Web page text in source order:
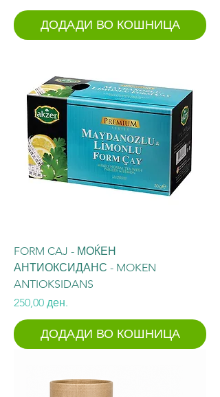
ДОДАДИ ВО КОШНИЦА
FORM CAJ - МОЌЕН
АНТИОКСИДАНС - MOKEN
ANTIOKSIDANS
Price
250,00 ден.
ДОДАДИ ВО КОШНИЦА